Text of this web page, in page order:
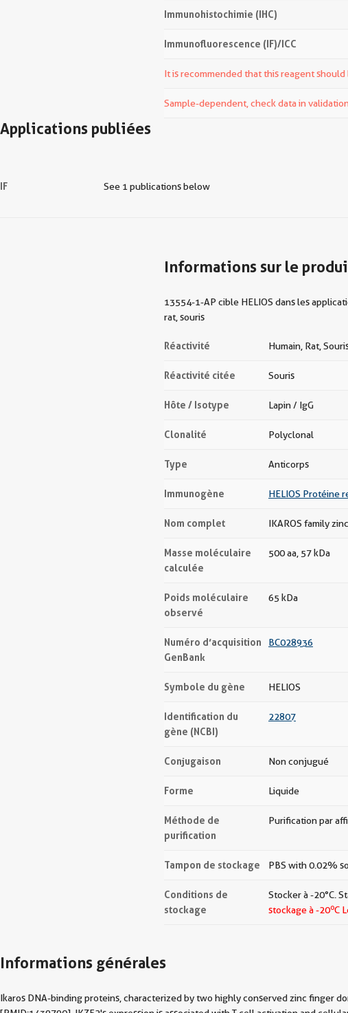
Immunohistochimie (IHC)
Immunofluorescence (IF)/ICC
It is recommended that this reagent
Sample-dependent, check data in
Applications publiées
IF See 1 publications below
Informations sur le
13554-1-AP cible HELIOS dans les
rat, souris
Réactivité Humain, Rat,
Réactivité citée Souris
Hôte / Isotype Lapin / IgG
Clonalité Polyclonal
Type Anticorps
Immunogène HELIOS Protéine
Nom complet IKAROS family
Masse moléculaire
calculée
500 aa, 57 kDa
Poids moléculaire
observé
65 kDa
Numéro d’acquisition
GenBank
BC028936
Symbole du gène HELIOS
Identification du
gène (NCBI)
22807
Conjugaison Non conjugué
Forme Liquide
Méthode de
purification
Purification par
Tampon de stockage PBS with 0.02%
Conditions de
stockage
Stocker à -20°C.
stockage à -20oC
Informations générales
Ikaros DNA-binding proteins, characterized by two highly conserved zinc finger